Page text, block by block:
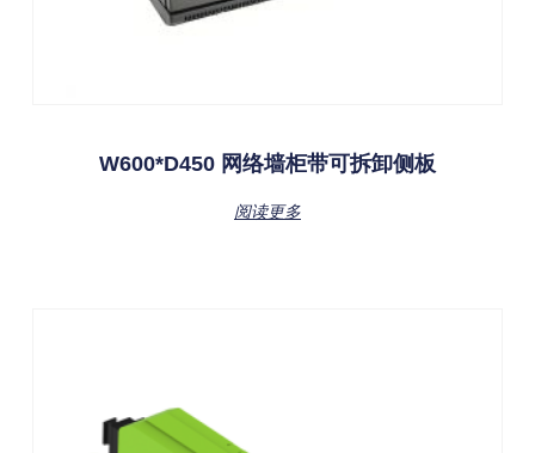
W600*D450 网络墙柜带可拆卸侧板
阅读更多